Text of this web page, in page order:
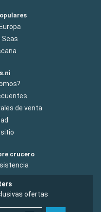
Seas
de venta
sitio
crucero
ofertas